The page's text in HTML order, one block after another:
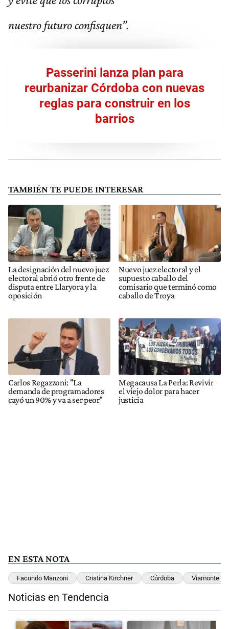
nuestro futuro confisquen”.
Passerini lanza plan para
reurbanizar Córdoba con nuevas
reglas para construir en los
barrios
TAMBIÉN TE PUEDE INTERESAR
La designación del nuevo juez
electoral abrió otro frente de
disputa entre Llaryora y la
oposición
Nuevo juez electoral y el
supuesto caballo del
comisario que terminó como
caballo de Troya
Carlos Regazzoni: "La
demanda de programadores
cayó un 90% y va a ser peor"
Megacausa La Perla: Revivir
el viejo dolor para hacer
justicia
EN ESTA NOTA
Facundo Manzoni Cristina Kirchner Córdoba Viamonte
Noticias en Tendencia
Un artículo de tendencia con el título "Milei despidió a Jorge Messi
Un artículo de tendencia con el